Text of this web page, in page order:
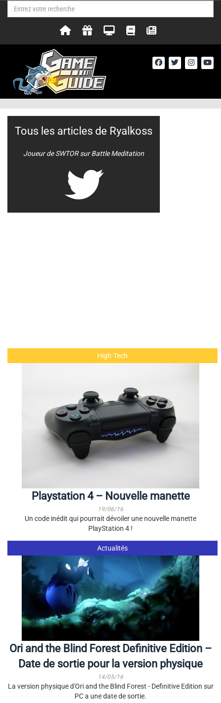
High-Tech
Playstation 4 – Nouvelle manette
19/06/16
Un code inédit qui pourrait dévoiler une nouvelle manette
PlayStation 4 !
Actualités
Ori and the Blind Forest Definitive Edition –
Date de sortie pour la version physique
14/05/16
La version physique d'Ori and the Blind Forest - Definitive Edition sur
PC a une date de sortie.
Tous les articles de Ryalkoss
Joueur de SWTOR sur Battle Meditation